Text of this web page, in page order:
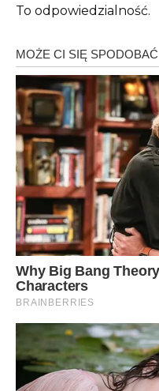
To odpowiedzialność.